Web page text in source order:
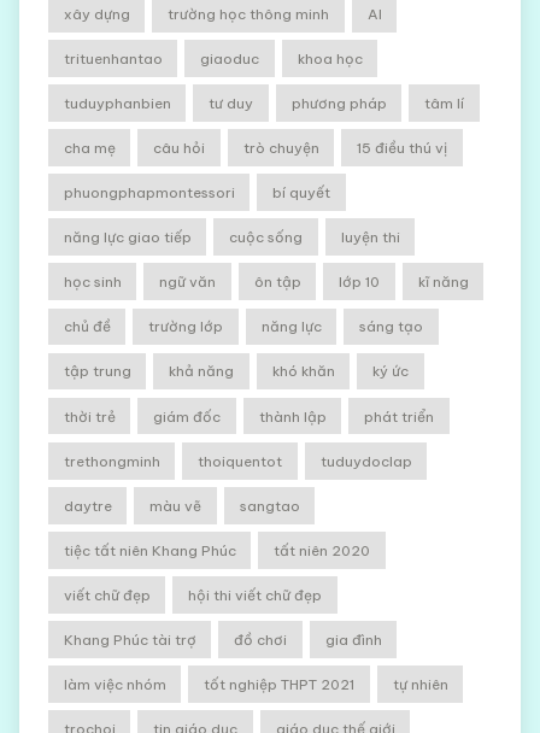
xây dựng trường học thông minh AI
trituenhantao giaoduc khoa học
tuduyphanbien tư duy phương pháp tâm lí
cha mẹ câu hỏi trò chuyện 15 điều thú vị
phuongphapmontessori bí quyết
năng lực giao tiếp cuộc sống luyện thi
học sinh ngữ văn ôn tập lớp 10 kĩ năng
chủ đề trường lớp năng lực sáng tạo
tập trung khả năng khó khăn ký ức
thời trẻ giám đốc thành lập phát triển
trethongminh thoiquentot tuduydoclap
daytre màu vẽ sangtao
tiệc tất niên Khang Phúc tất niên 2020
viết chữ đẹp hội thi viết chữ đẹp
Khang Phúc tài trợ đồ chơi gia đình
làm việc nhóm tốt nghiệp THPT 2021 tự nhiên
trochoi tin giáo dục giáo dục thế giới